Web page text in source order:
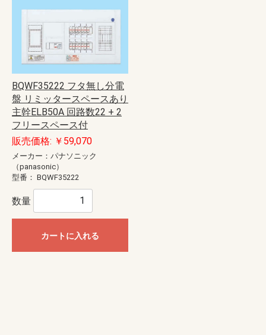
BQWF35222 フタ無し分電
盤 リミッタースペースあり
主幹ELB50A 回路数22 + 2
フリースペース付
販売価格: ￥59,070
メーカー：パナソニック
（panasonic）
型番： BQWF35222
数量
カートに入れる